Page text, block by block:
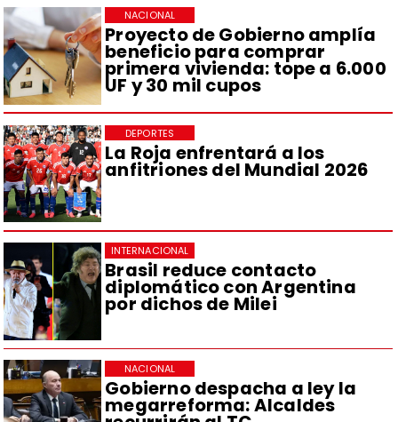
Proyecto de Gobierno amplía
beneficio para comprar
primera vivienda: tope a 6.000
UF y 30 mil cupos
NACIONAL
La Roja enfrentará a los
anfitriones del Mundial 2026
DEPORTES
Brasil reduce contacto
diplomático con Argentina
por dichos de Milei
INTERNACIONAL
Gobierno despacha a ley la
megarreforma: Alcaldes
NACIONAL